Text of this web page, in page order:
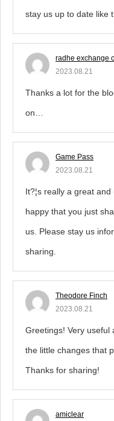
stay us up to date like
radhe exchange
2023.08.21
Thanks a lot for the
on…
Game Pass
2023.08.21
It?¦s really a great
happy that you just
us. Please stay us
sharing.
Theodore Finch
2023.08.21
Greetings! Very useful
the little changes that
Thanks for sharing!
amiclear